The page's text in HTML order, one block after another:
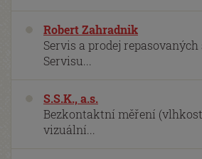
Robert Zahradnik
Servis a prodej
Servisu...
S.S.K., a.s.
Bezkontaktní měření
vizuální...